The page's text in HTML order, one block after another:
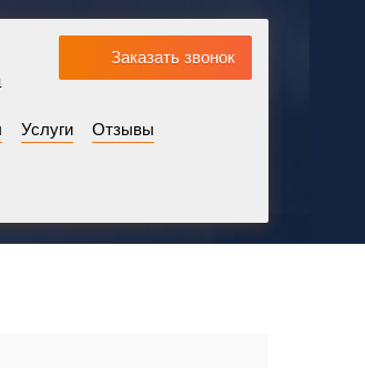
Заказать звонок
Услуги Отзывы